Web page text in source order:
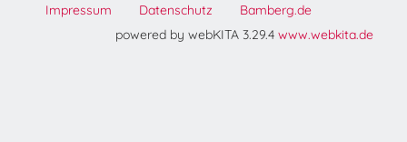
Impressum Datenschutz
Bamberg.de
powered by webKITA 3.29.4 www.webkita.de